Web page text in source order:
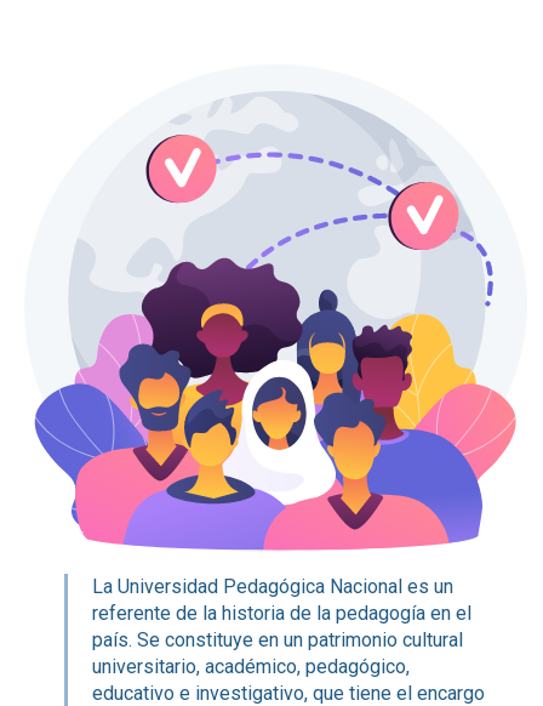
La Universidad Pedagógica Nacional es un
referente de la historia de la pedagogía en el
país. Se constituye en un patrimonio cultural
universitario, académico, pedagógico,
educativo e investigativo, que tiene el encargo